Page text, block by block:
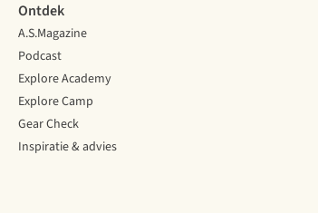
Ontdek
A.S.Magazine
Podcast
Explore Academy
Explore Camp
Gear Check
Inspiratie & advies